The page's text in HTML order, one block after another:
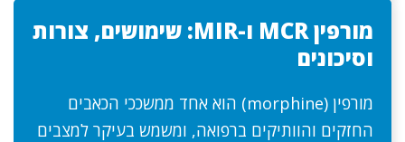
מורפין MCR ו-MIR: שימושים, צורות
וסיכונים
מורפין (morphine) הוא אחד ממשככי הכאבים
החזקים והוותיקים ברפואה, ומשמש בעיקר למצבים